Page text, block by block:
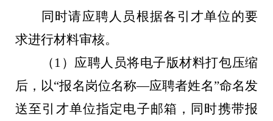
同时请应聘人员根据各引才单位的要
求进行材料审核。
（ 1 ） 应聘人员将电子版材料打包压缩
后，以“报名岗位名称—应聘者姓名”命名发
送至引才单位指定电子邮箱 ，同时携带报